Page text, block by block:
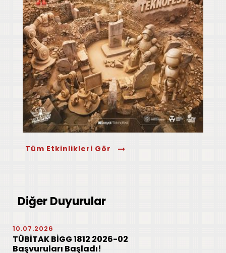
Tüm Etkinlikleri Gör
Diğer Duyurular
10.07.2026
TÜBİTAK BİGG 1812 2026-02
Başvuruları Başladı!